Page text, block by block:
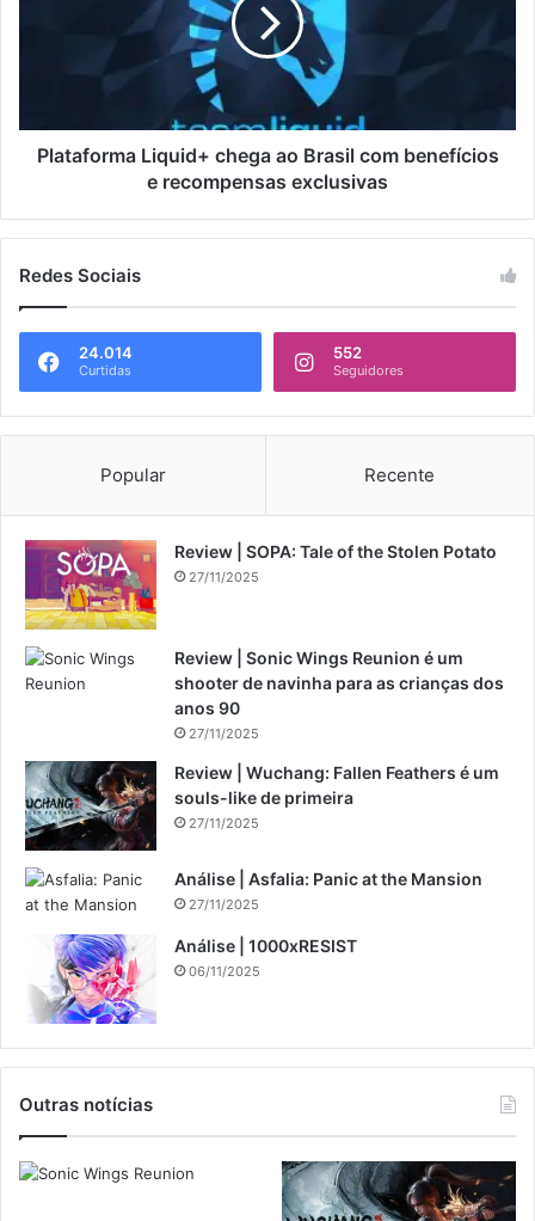
Plataforma Liquid+ chega ao Brasil com benefícios
e recompensas exclusivas
Redes Sociais
24.014
Curtidas
552
Seguidores
Popular Recente
Review | SOPA: Tale of the Stolen Potato
27/11/2025
Review | Sonic Wings Reunion é um
shooter de navinha para as crianças dos
anos 90
27/11/2025
Review | Wuchang: Fallen Feathers é um
souls-like de primeira
27/11/2025
Análise | Asfalia: Panic at the Mansion
27/11/2025
Análise | 1000xRESIST
06/11/2025
Outras notícias